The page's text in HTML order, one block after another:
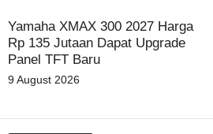
Yamaha XMAX 300 2027 Harga
Rp 135 Jutaan Dapat Upgrade
Panel TFT Baru
9 August 2026